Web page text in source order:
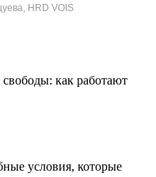
HRD VOIS
условия, которые